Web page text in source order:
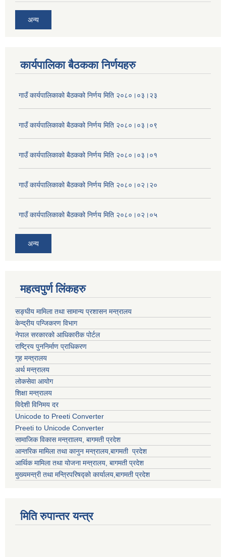
अन्य
कार्यपालिका बैठकका निर्णयहरु
गाउँ कार्यपालिकाको बैठकको निर्णय मिति २०८०।०३।२३
गाउँ कार्यपालिकाको बैठकको निर्णय मिति २०८०।०३।०९
गाउँ कार्यपालिकाको बैठकको निर्णय मिति २०८०।०३।०१
गाउँ कार्यपालिकाको बैठकको निर्णय मिति २०८०।०२।२०
गाउँ कार्यपालिकाको बैठकको निर्णय मिति २०८०।०२।०५
अन्य
महत्वपुर्ण लिंकहरु
सङ्घीय मामिला तथा सामान्य प्रशासन मन्त्रालय
केन्द्रीय पन्जिकरण विभाग
नेपाल सरकारको आधिकारीक पोर्टल
राष्ट्रिय पुननिर्माण प्राधिकरण
गृह मन्त्रालय
अर्थ मन्त्रालय
लोकसेवा आयोग
शिक्षा मन्त्रालय
विदेशी विनिमय दर
Unicode to Preeti Converter
Preeti to Unicode Converter
सामाजिक विकास मन्त्राालय, बागमती प्रदेश
आन्तरिक मामिला तथा कानुन मन्त्रालय,बागमती प्रदेश
आर्थिक मामिला तथा योजना मन्त्रालय, बागमती प्रदेश
मुख्यमन्त्री तथा मन्त्रिपरिषद्को कार्यालय,बागमती प्रदेश
मिति रुपान्तर यन्त्र